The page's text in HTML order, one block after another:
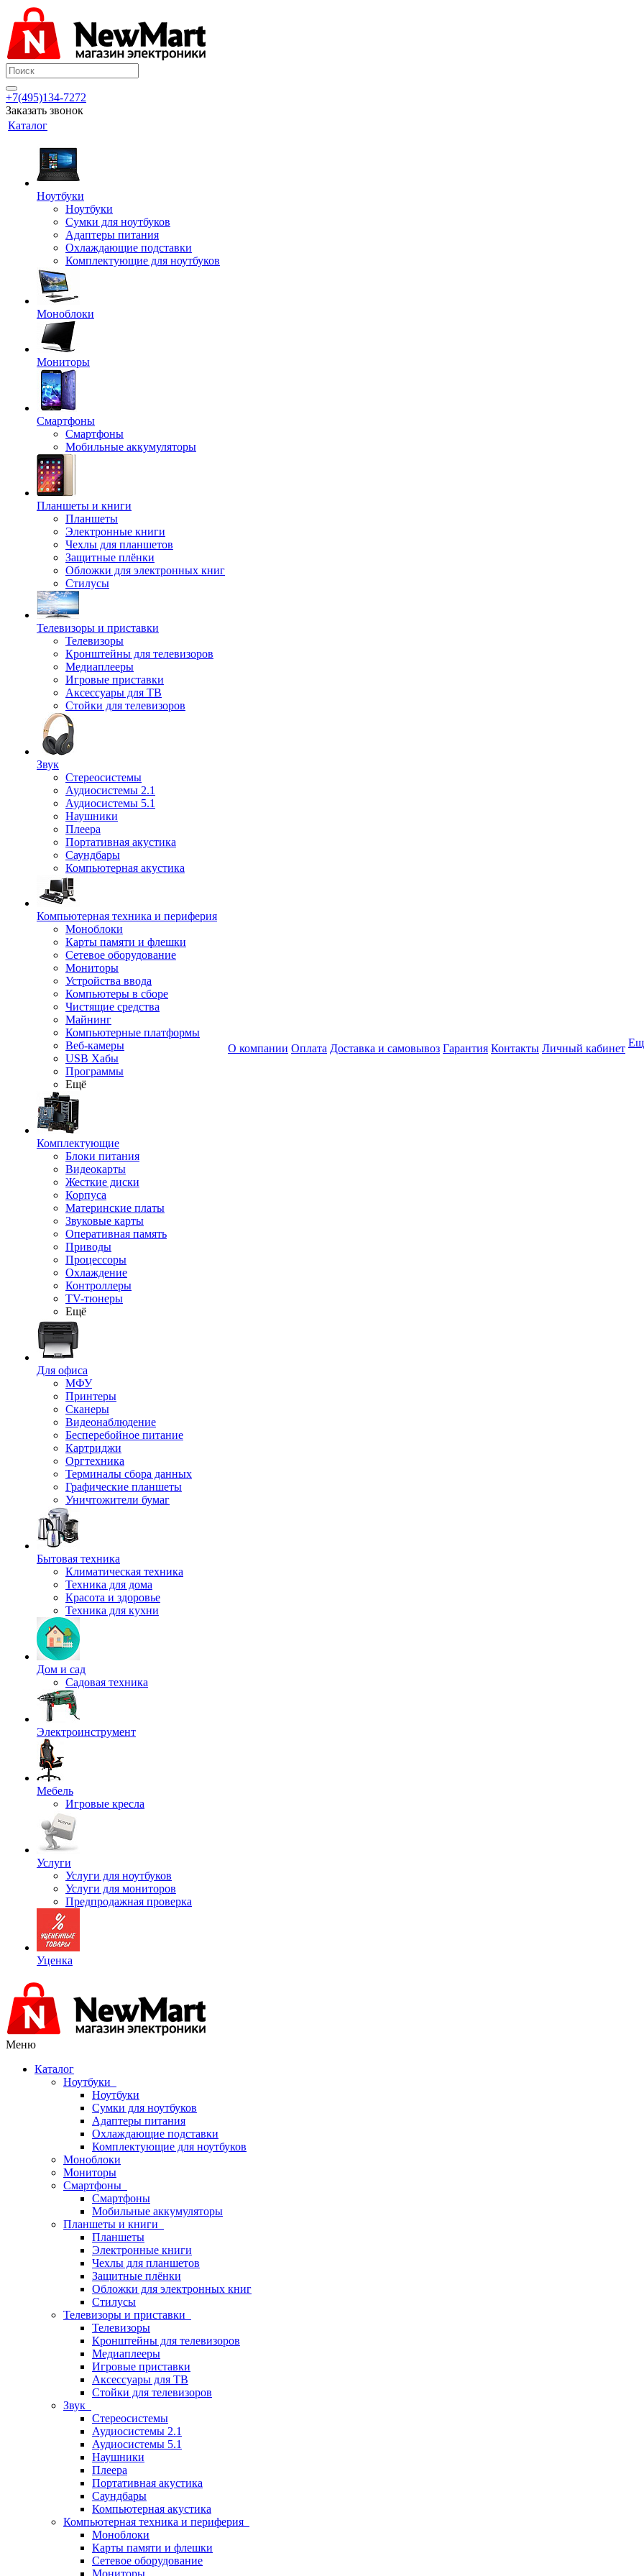
+7(495)134-7272
Заказать звонок
Каталог
Ноутбуки
Ноутбуки
Сумки для ноутбуков
Адаптеры питания
Охлаждающие подставки
Комплектующие для ноутбуков
Моноблоки
Мониторы
Смартфоны
Смартфоны
Мобильные аккумуляторы
Планшеты и книги
Планшеты
Электронные книги
Чехлы для планшетов
Защитные плёнки
Обложки для электронных книг
Стилусы
Телевизоры и приставки
Телевизоры
Кронштейны для телевизоров
Медиаплееры
Игровые приставки
Аксессуары для ТВ
Стойки для телевизоров
Звук
Стереосистемы
Аудиосистемы 2.1
Аудиосистемы 5.1
Наушники
Плеера
Портативная акустика
Саундбары
Компьютерная акустика
Компьютерная техника и периферия
Моноблоки
Карты памяти и флешки
Сетевое оборудование
Мониторы
Устройства ввода
Компьютеры в сборе
Чистящие средства
Майнинг
Компьютерные платформы
Веб-камеры
USB Хабы
Программы
Ещё
Комплектующие
Блоки питания
Видеокарты
Жесткие диски
Корпуса
Материнские платы
Звуковые карты
Оперативная память
Приводы
Процессоры
Охлаждение
Контроллеры
TV-тюнеры
Ещё
Для офиса
МФУ
Принтеры
Сканеры
Видеонаблюдение
Бесперебойное питание
Картриджи
Оргтехника
Терминалы сбора данных
Графические планшеты
Уничтожители бумаг
Бытовая техника
Климатическая техника
Техника для дома
Красота и здоровье
Техника для кухни
Дом и сад
Садовая техника
Электроинструмент
Мебель
Игровые кресла
Услуги
Услуги для ноутбуков
Услуги для мониторов
Предпродажная проверка
Уценка
О компании Оплата Доставка и самовывоз Гарантия Контакты Личный кабинет
Меню
Каталог
Ноутбуки
Ноутбуки
Сумки для ноутбуков
Адаптеры питания
Охлаждающие подставки
Комплектующие для ноутбуков
Моноблоки
Мониторы
Смартфоны
Смартфоны
Мобильные аккумуляторы
Планшеты и книги
Планшеты
Электронные книги
Чехлы для планшетов
Защитные плёнки
Обложки для электронных книг
Стилусы
Телевизоры и приставки
Телевизоры
Кронштейны для телевизоров
Медиаплееры
Игровые приставки
Аксессуары для ТВ
Стойки для телевизоров
Звук
Стереосистемы
Аудиосистемы 2.1
Аудиосистемы 5.1
Наушники
Плеера
Портативная акустика
Саундбары
Компьютерная акустика
Компьютерная техника и периферия
Моноблоки
Карты памяти и флешки
Сетевое оборудование
Мониторы